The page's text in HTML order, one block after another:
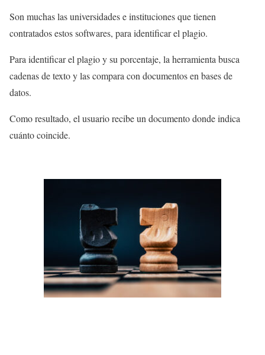
Son muchas las universidades e instituciones que tienen
contratados estos softwares, para identificar el plagio.
Para identificar el plagio y su porcentaje, la herramienta busca
cadenas de texto y las compara con documentos en bases de
datos.
Como resultado, el usuario recibe un documento donde indica
cuánto coincide.